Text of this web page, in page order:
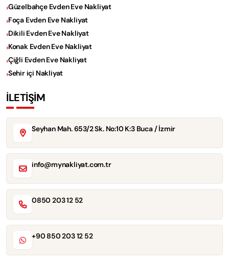
Güzelbahçe Evden Eve Nakliyat
Foça Evden Eve Nakliyat
Dikili Evden Eve Nakliyat
Konak Evden Eve Nakliyat
Çiğli Evden Eve Nakliyat
Sehir içi Nakliyat
İLETİŞİM
Seyhan Mah. 653/2 Sk. No:10 K:3 Buca / İzmir
info@mynakliyat.com.tr
0850 203 12 52
+90 850 203 12 52